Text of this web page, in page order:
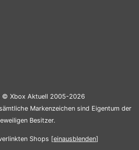
© Xbox Aktuell 2005-2026
Markenzeichen sind Eigentum der
Besitzer.
Shops [einausblenden]